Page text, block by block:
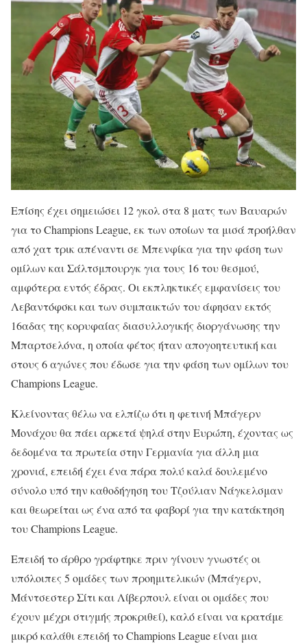
Επίσης έχει σημειώσει 12 γκολ στα 8 ματς των Βαυαρών
για το Champions League, εκ των οποίων τα μισά προήλθαν
από χατ τρικ απέναντι σε Μπενφίκα για την φάση των
ομίλων και Σάλτσμπουργκ για τους 16 του θεσμού,
αμφότερα εντός έδρας. Οι εκπληκτικές εμφανίσεις του
Λεβαντόφσκι και των συμπαικτών του άφησαν εκτός
16αδας της κορυφαίας διασυλλογικής διοργάνωσης την
Μπαρτσελόνα, η οποία φέτος ήταν απογοητευτική και
στους 6 αγώνες που έδωσε για την φάση των ομίλων του
Champions League.
Κλείνοντας θέλω να ελπίζω ότι η φετινή Μπάγερν
Μονάχου θα πάει αρκετά ψηλά στην Ευρώπη, έχοντας ως
δεδομένα τα πρωτεία στην Γερμανία για άλλη μια
χρονιά, επειδή έχει ένα πάρα πολύ καλά δουλεμένο
σύνολο υπό την καθοδήγηση του Τζούλιαν Νάγκελσμαν
και θεωρείται ως ένα από τα φαβορί για την κατάκτηση
του Champions League.
Επειδή το άρθρο γράφτηκε πριν γίνουν γνωστές οι
υπόλοιπες 5 ομάδες των προημιτελικών (Μπάγερν,
Μάντσεστερ Σίτι και Λίβερπουλ είναι οι ομάδες που
έχουν μέχρι στιγμής προκριθεί), καλό είναι να κρατάμε
μικρό καλάθι επειδή το Champions League είναι μια